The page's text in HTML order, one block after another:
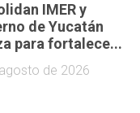
IMER y
de Yucatán
para fortalece...
de 2026